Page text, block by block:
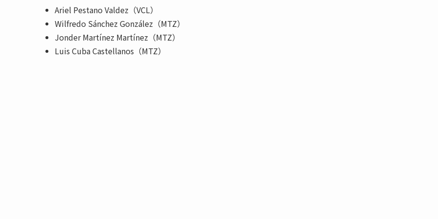
Ariel Pestano Valdez（VCL）
Wilfredo Sánchez González（MTZ）
Jonder Martínez Martínez（MTZ）
Luis Cuba Castellanos（MTZ）